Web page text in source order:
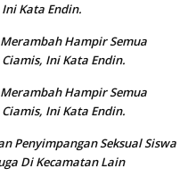
Kata Endin.
Hampir Semua
Ini Kata Endin.
Hampir Semua
Ini Kata Endin.
Penyimpangan Seksual Siswa
Di Kecamatan Lain